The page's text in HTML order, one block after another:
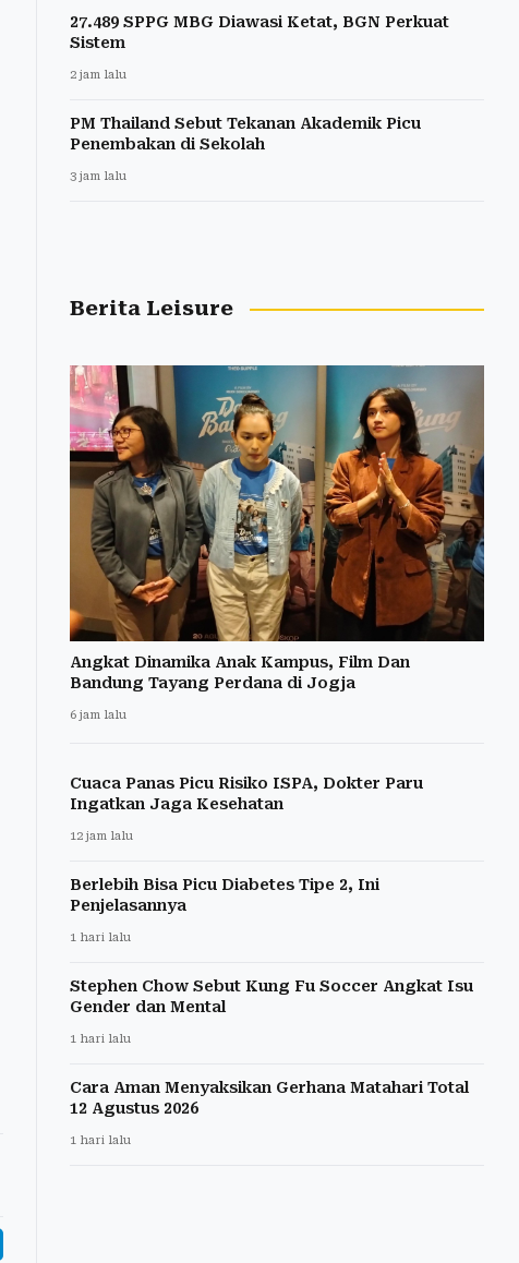
27.489 SPPG MBG Diawasi Ketat, BGN Perkuat
Sistem
2 jam lalu
PM Thailand Sebut Tekanan Akademik Picu
Penembakan di Sekolah
3 jam lalu
Berita Leisure
Angkat Dinamika Anak Kampus, Film Dan
Bandung Tayang Perdana di Jogja
6 jam lalu
Cuaca Panas Picu Risiko ISPA, Dokter Paru
Ingatkan Jaga Kesehatan
12 jam lalu
Berlebih Bisa Picu Diabetes Tipe 2, Ini
Penjelasannya
1 hari lalu
Stephen Chow Sebut Kung Fu Soccer Angkat Isu
Gender dan Mental
1 hari lalu
Cara Aman Menyaksikan Gerhana Matahari Total
12 Agustus 2026
1 hari lalu